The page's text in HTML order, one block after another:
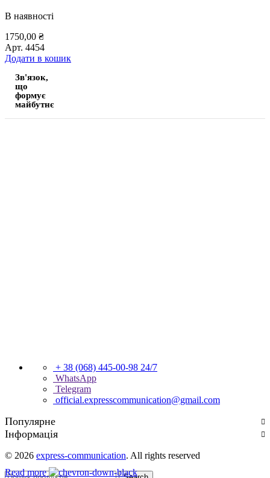
В наявності
1750,00 ₴
Арт. 4454
Додати в кошик
Read more
Зв'язок,
що
формує
майбутнє
+ 38 (068) 445-00-98 24/7
WhatsApp
Telegram
official.expresscommunication@gmail.com
Популярне
Інформація
© 2026 express-communication. All rights reserved